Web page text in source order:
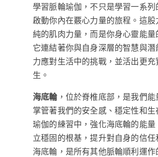
學習脈輪瑜伽，不只是學習一系列
啟動你內在覈心力量的旅程。這
純的肌肉力量，而是你身心靈能量
它連結著你與自身深層的智慧與
力應對生活中的挑戰，並活出更充
生。
海底輪 ，位於脊椎底部，是我們能
掌管著我們的安全感、穩定性和
瑜伽的練習中，強化海底輪的能量
立穩固的根基，提升對自身的信
海底輪，是所有其他脈輪順利運